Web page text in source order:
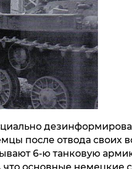
после отвода своих
6-ю танковую